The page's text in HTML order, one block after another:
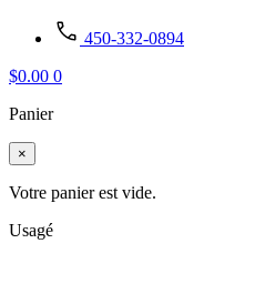
450-332-0894
$0.00 0
Panier
×
Votre panier est vide.
Usagé